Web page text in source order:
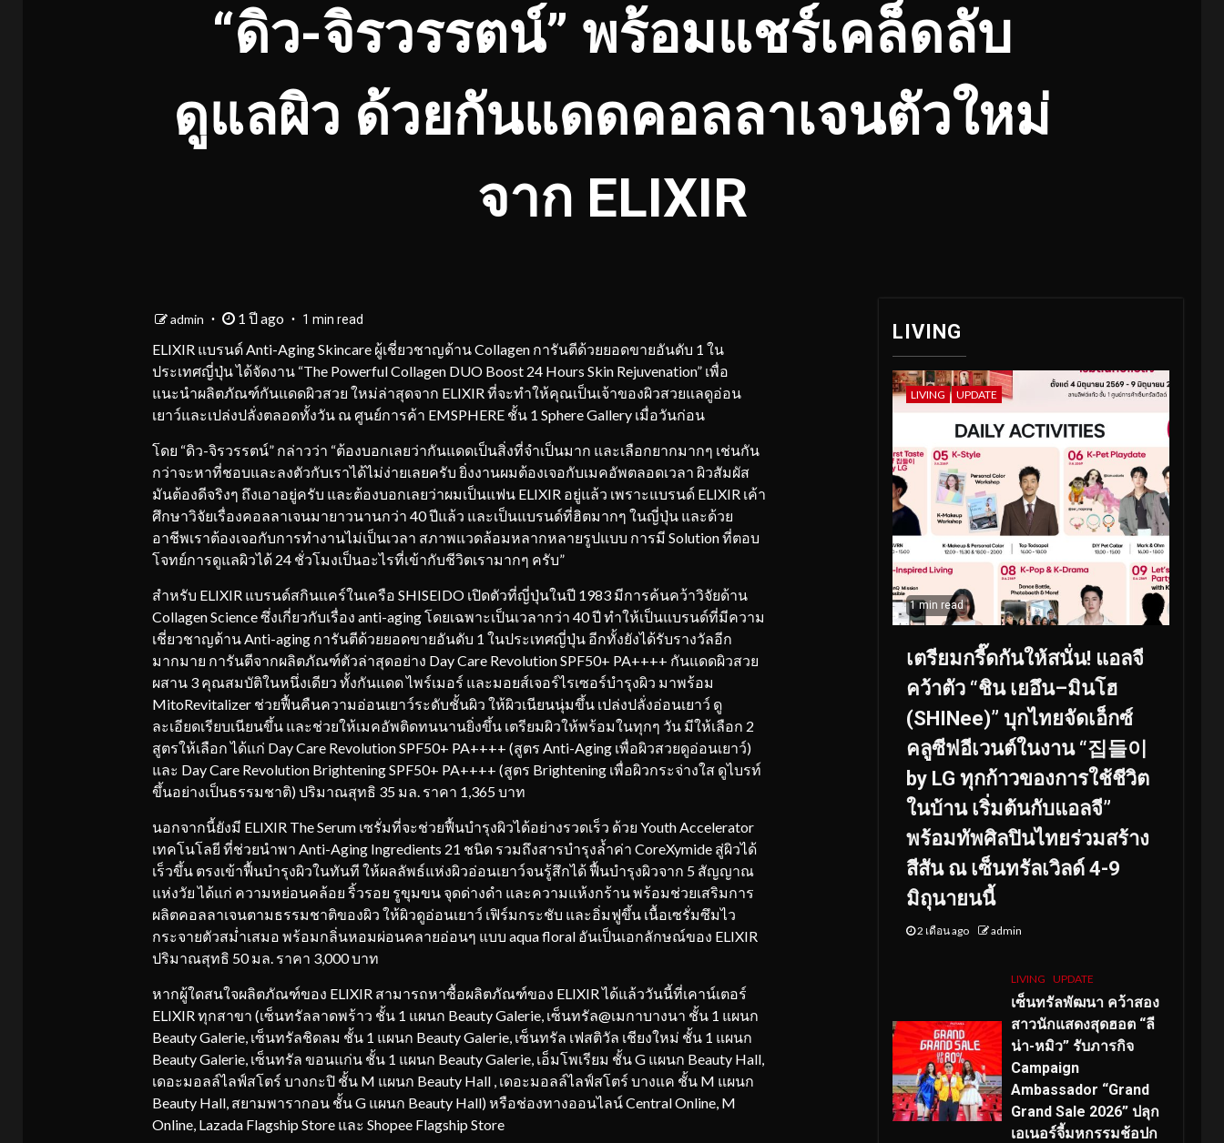
“ดิว-จิรวรรตน์” พร้อมแชร์เคล็ดลับ
ดูแลผิว ด้วยกันแดดคอลลาเจนตัวใหม่
จาก ELIXIR
admin 1 ปี ago 1 min read
ELIXIR แบรนด์ Anti-Aging Skincare ผู้เชี่ยวชาญด้าน Collagen การันตีด้วยยอดขายอันดับ 1 ใน
ประเทศญี่ปุ่น ได้จัดงาน “The Powerful Collagen DUO Boost 24 Hours Skin Rejuvenation” เพื่อ
แนะนำผลิตภัณฑ์กันแดดผิวสวย ใหม่ล่าสุดจาก ELIXIR ที่จะทำให้คุณเป็นเจ้าของผิวสวยแลดูอ่อน
เยาว์และเปล่งปลั่งตลอดทั้งวัน ณ ศูนย์การค้า EMSPHERE ชั้น 1 Sphere Gallery เมื่อวันก่อน
โดย “ดิว-จิรวรรตน์” กล่าวว่า “ต้องบอกเลยว่ากันแดดเป็นสิ่งที่จำเป็นมาก และเลือกยากมากๆ เช่นกัน
กว่าจะหาที่ชอบและลงตัวกับเราได้ไม่ง่ายเลยครับ ยิ่งงานผมต้องเจอกับเมคอัพตลอดเวลา ผิวสัมผัส
มันต้องดีจริงๆ ถึงเอาอยู่ครับ และต้องบอกเลยว่าผมเป็นแฟน ELIXIR อยู่แล้ว เพราะแบรนด์ ELIXIR เค้า
ศึกษาวิจัยเรื่องคอลลาเจนมายาวนานกว่า 40 ปีแล้ว และเป็นแบรนด์ที่ฮิตมากๆ ในญี่ปุ่น และด้วย
อาชีพเราต้องเจอกับการทำงานไม่เป็นเวลา สภาพแวดล้อมหลากหลายรูปแบบ การมี Solution ที่ตอบ
โจทย์การดูแลผิวได้ 24 ชั่วโมงเป็นอะไรที่เข้ากับชีวิตเรามากๆ ครับ”
สำหรับ ELIXIR แบรนด์สกินแคร์ในเครือ SHISEIDO เปิดตัวที่ญี่ปุ่นในปี 1983 มีการค้นคว้าวิจัยด้าน
Collagen Science ซึ่งเกี่ยวกับเรื่อง anti-aging โดยเฉพาะเป็นเวลากว่า 40 ปี ทำให้เป็นแบรนด์ที่มีความ
เชี่ยวชาญด้าน Anti-aging การันตีด้วยยอดขายอันดับ 1 ในประเทศญี่ปุ่น อีกทั้งยังได้รับรางวัลอีก
มากมาย การันตีจากผลิตภัณฑ์ตัวล่าสุดอย่าง Day Care Revolution SPF50+ PA++++ กันแดดผิวสวย
ผสาน 3 คุณสมบัติในหนึ่งเดียว ทั้งกันแดด ไพร์เมอร์ และมอยส์เจอร์ไรเซอร์บำรุงผิว มาพร้อม
MitoRevitalizer ช่วยฟื้นคืนความอ่อนเยาว์ระดับชั้นผิว ให้ผิวเนียนนุ่มขึ้น เปล่งปลั่งอ่อนเยาว์ ดู
ละเอียดเรียบเนียนขึ้น และช่วยให้เมคอัพติดทนนานยิ่งขึ้น เตรียมผิวให้พร้อมในทุกๆ วัน มีให้เลือก 2
สูตรให้เลือก ได้แก่ Day Care Revolution SPF50+ PA++++​ (สูตร Anti-Aging เพื่อผิวสวยดูอ่อนเยาว์)​
และ Day Care Revolution Brightening SPF50+ PA++++​ (สูตร Brightening เพื่อผิวกระจ่างใส ดูไบรท์
ขึ้นอย่างเป็นธรรมชาติ) ปริมาณสุทธิ 35 มล. ราคา 1,365 บาท
นอกจากนี้ยังมี ELIXIR The Serum เซรั่มที่จะช่วยฟื้นบำรุงผิวได้อย่างรวดเร็ว ด้วย Youth Accelerator
เทคโนโลยี ที่ช่วยนำพา Anti-Aging Ingredients 21 ชนิด รวมถึงสารบำรุงล้ำค่า CoreXymide สู่ผิวได้
เร็วขึ้น ตรงเข้าฟื้นบำรุงผิวในทันที ให้ผลลัพธ์แห่งผิวอ่อนเยาว์จนรู้สึกได้ ฟื้นบำรุงผิวจาก 5 สัญญาณ
แห่งวัย ได้แก่ ความหย่อนคล้อย ริ้วรอย รูขุมขน จุดด่างดำ และความแห้งกร้าน พร้อมช่วยเสริมการ
ผลิตคอลลาเจนตามธรรมชาติของผิว ให้ผิวดูอ่อนเยาว์ เฟิร์มกระชับ และอิ่มฟูขึ้น เนื้อเซรั่มซึมไว
กระจายตัวสม่ำเสมอ พร้อมกลิ่นหอมผ่อนคลายอ่อนๆ แบบ aqua floral อันเป็นเอกลักษณ์ของ ELIXIR
ปริมาณสุทธิ 50 มล. ราคา 3,000 บาท
หากผู้ใดสนใจผลิตภัณฑ์ของ ELIXIR สามารถหาซื้อผลิตภัณฑ์ของ ELIXIR ได้แล้ววันนี้ที่เคาน์เตอร์
ELIXIR ทุกสาขา (เซ็นทรัลลาดพร้าว ชั้น 1 แผนก Beauty Galerie, เซ็นทรัล@เมกาบางนา ชั้น 1 แผนก
Beauty Galerie, เซ็นทรัลชิดลม ชั้น 1 แผนก Beauty Galerie, เซ็นทรัล เฟสติวัล เชียงใหม่ ชั้น 1 แผนก
Beauty Galerie, เซ็นทรัล ขอนแก่น ชั้น 1 แผนก Beauty Galerie​, เอ็มโพเรียม ชั้น G แผนก Beauty Hall,
เดอะมอลล์ไลฟ์สโตร์ บางกะปิ ชั้น M แผนก Beauty Hall ​, เดอะมอลล์ไลฟ์สโตร์ บางแค ชั้น M แผนก
Beauty Hall, สยามพารากอน ชั้น G แผนก Beauty Hall) ​หรือช่องทางออนไลน์ Central Online, M
Online, Lazada Flagship Store และ Shopee Flagship Store
LIVING
LIVING UPDATE
1 min read
เตรียมกรี๊ดกันให้สนั่น! แอลจี
คว้าตัว “ชิน เยอึน–มินโฮ
(SHINee)” บุกไทยจัดเอ็กซ์
คลูซีฟอีเวนต์ในงาน “집들이
by LG ทุกก้าวของการใช้ชีวิต
ในบ้าน เริ่มต้นกับแอลจี”
พร้อมทัพศิลปินไทยร่วมสร้าง
สีสัน ณ เซ็นทรัลเวิลด์ 4-9
มิถุนายนนี้
2 เดือน ago admin
LIVING UPDATE
เซ็นทรัลพัฒนา คว้าสอง
สาวนักแสดงสุดฮอต “ลี
น่า-หมิว” รับภารกิจ
Campaign
Ambassador “Grand
Grand Sale 2026” ปลุก
เอเนอร์จี้มหกรรมช้อปก